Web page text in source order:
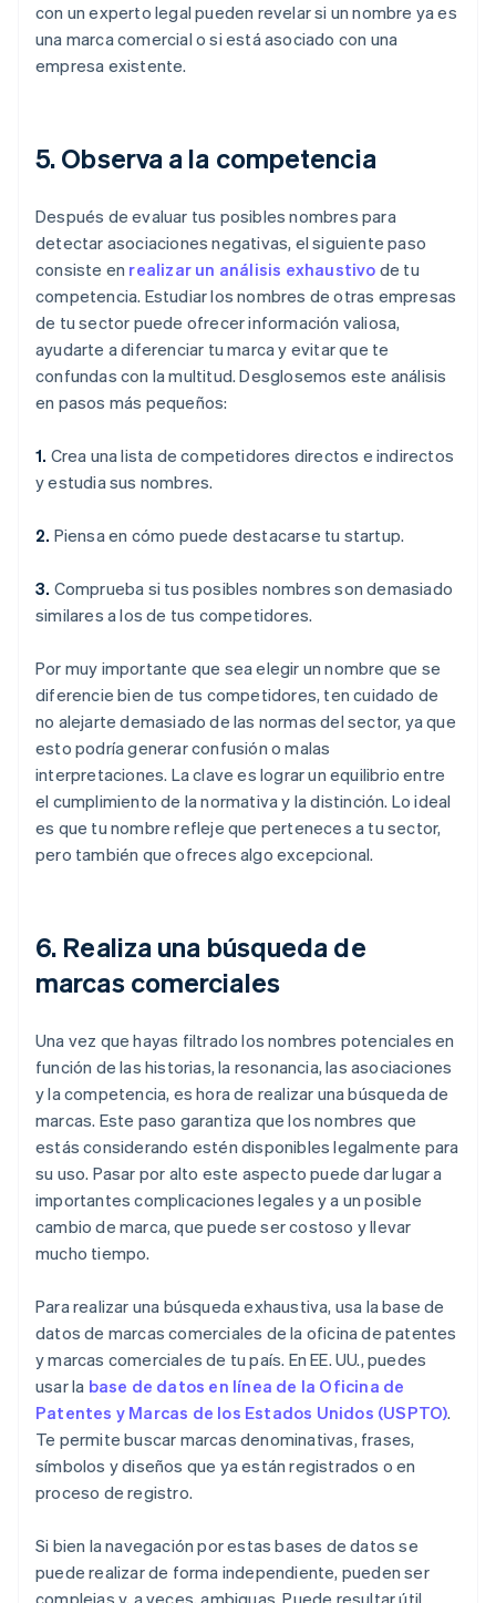
con un experto legal pueden revelar si un nombre ya es
una marca comercial o si está asociado con una
empresa existente.
5. Observa a la competencia
Después de evaluar tus posibles nombres para
detectar asociaciones negativas, el siguiente paso
consiste en realizar un análisis exhaustivo de tu
competencia. Estudiar los nombres de otras empresas
de tu sector puede ofrecer información valiosa,
ayudarte a diferenciar tu marca y evitar que te
confundas con la multitud. Desglosemos este análisis
en pasos más pequeños:
1. Crea una lista de competidores directos e indirectos
y estudia sus nombres.
2. Piensa en cómo puede destacarse tu startup.
3. Comprueba si tus posibles nombres son demasiado
similares a los de tus competidores.
Por muy importante que sea elegir un nombre que se
diferencie bien de tus competidores, ten cuidado de
no alejarte demasiado de las normas del sector, ya que
esto podría generar confusión o malas
interpretaciones. La clave es lograr un equilibrio entre
el cumplimiento de la normativa y la distinción. Lo ideal
es que tu nombre refleje que perteneces a tu sector,
pero también que ofreces algo excepcional.
6. Realiza una búsqueda de
marcas comerciales
Una vez que hayas filtrado los nombres potenciales en
función de las historias, la resonancia, las asociaciones
y la competencia, es hora de realizar una búsqueda de
marcas. Este paso garantiza que los nombres que
estás considerando estén disponibles legalmente para
su uso. Pasar por alto este aspecto puede dar lugar a
importantes complicaciones legales y a un posible
cambio de marca, que puede ser costoso y llevar
mucho tiempo.
Para realizar una búsqueda exhaustiva, usa la base de
datos de marcas comerciales de la oficina de patentes
y marcas comerciales de tu país. En EE. UU., puedes
usar la base de datos en línea de la Oficina de
Patentes y Marcas de los Estados Unidos (USPTO).
Te permite buscar marcas denominativas, frases,
símbolos y diseños que ya están registrados o en
proceso de registro.
Si bien la navegación por estas bases de datos se
puede realizar de forma independiente, pueden ser